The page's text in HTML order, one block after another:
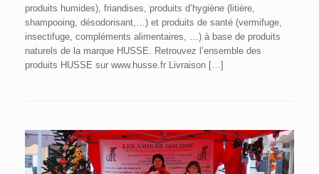
produits humides), friandises, produits d’hygiène (litière,
shampooing, désodorisant,…) et produits de santé (vermifuge,
insectifuge, compléments alimentaires, …) à base de produits
naturels de la marque HUSSE. Retrouvez l’ensemble des
produits HUSSE sur www.husse.fr Livraison […]